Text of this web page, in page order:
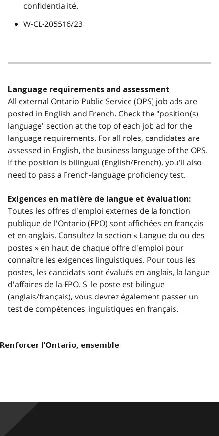
confidentialité.
W-CL-205516/23
Language requirements and assessment
All external Ontario Public Service (OPS) job ads are
posted in English and French. Check the "position(s)
language" section at the top of each job ad for the
language requirements. For all roles, candidates are
assessed in English, the business language of the OPS.
If the position is bilingual (English/French), you'll also
need to pass a French-language proficiency test.
Exigences en matière de langue et évaluation:
Toutes les offres d'emploi externes de la fonction
publique de l'Ontario (FPO) sont affichées en français
et en anglais. Consultez la section « Langue du ou des
postes » en haut de chaque offre d'emploi pour
connaître les exigences linguistiques. Pour tous les
postes, les candidats sont évalués en anglais, la langue
d'affaires de la FPO. Si le poste est bilingue
(anglais/français), vous devrez également passer un
test de compétences linguistiques en français.
Renforcer l'Ontario, ensemble